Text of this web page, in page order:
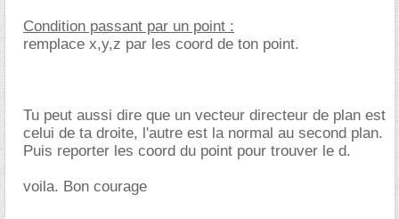
Condition passant par un point :
remplace x,y,z par les coord de ton point.
Tu peut aussi dire que un vecteur directeur de plan est
celui de ta droite, l'autre est la normal au second plan.
Puis reporter les coord du point pour trouver le d.
voila. Bon courage